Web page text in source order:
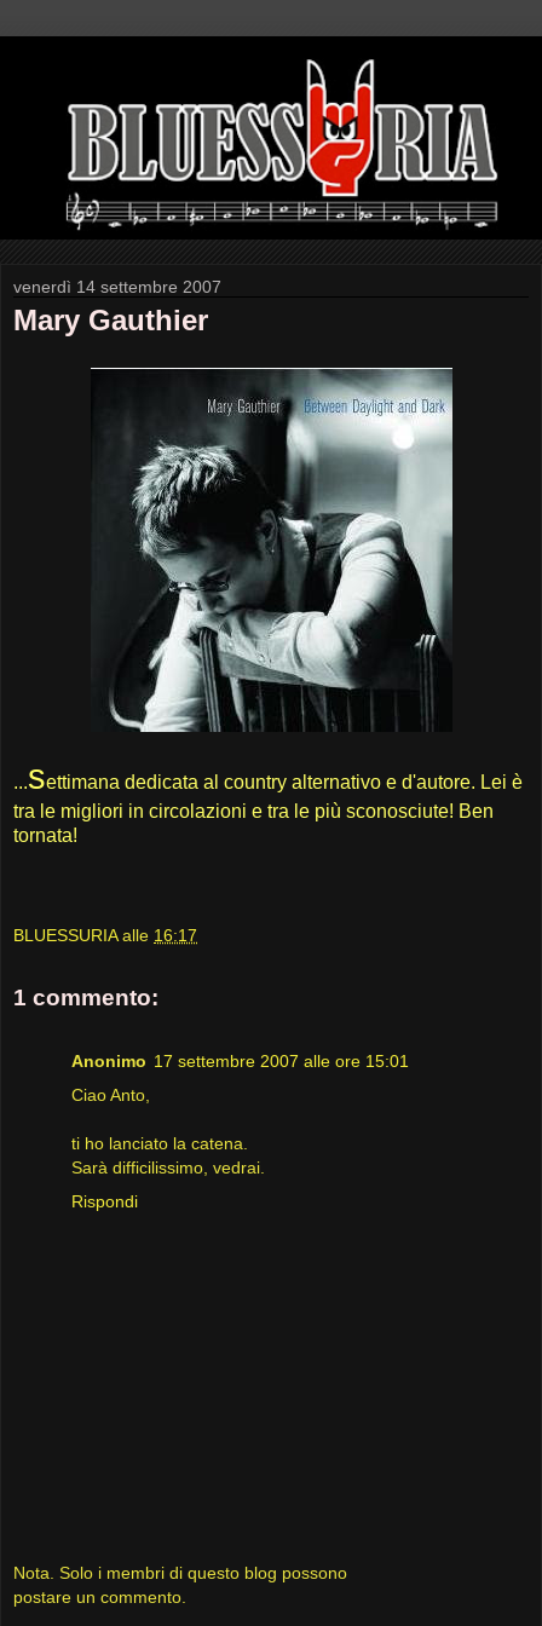
venerdì 14 settembre 2007
Mary Gauthier
...settimana dedicata al country alternativo e d'autore. Lei è
tra le migliori in circolazioni e tra le più sconosciute! Ben
tornata!
BLUESSURIA alle 16:17
1 commento:
Anonimo 17 settembre 2007 alle ore 15:01
Ciao Anto,
ti ho lanciato la catena.
Sarà difficilissimo, vedrai.
Rispondi
Nota. Solo i membri di questo blog possono
postare un commento.